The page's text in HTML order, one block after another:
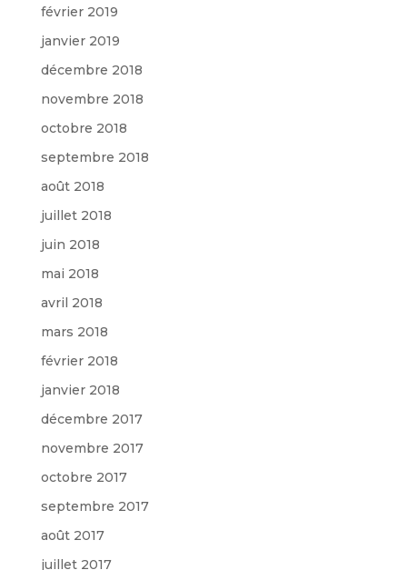
février 2019
janvier 2019
décembre 2018
novembre 2018
octobre 2018
septembre 2018
août 2018
juillet 2018
juin 2018
mai 2018
avril 2018
mars 2018
février 2018
janvier 2018
décembre 2017
novembre 2017
octobre 2017
septembre 2017
août 2017
juillet 2017